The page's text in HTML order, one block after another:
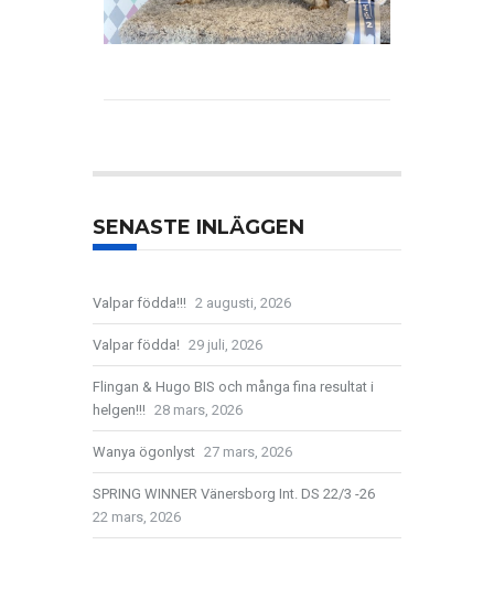
SENASTE INLÄGGEN
Valpar födda!!! 2 augusti, 2026
Valpar födda! 29 juli, 2026
Flingan & Hugo BIS och många fina resultat i
helgen!!! 28 mars, 2026
Wanya ögonlyst 27 mars, 2026
SPRING WINNER Vänersborg Int. DS 22/3 -26
22 mars, 2026